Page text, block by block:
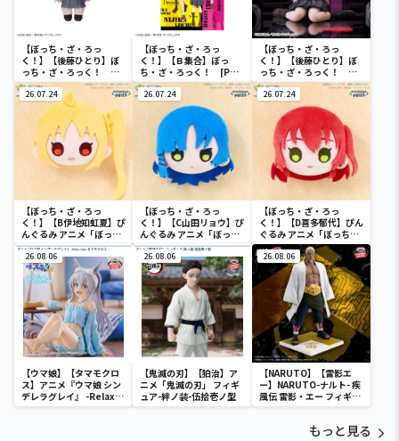
【ぼっち・ざ・ろっ
く！】【後藤ひとり】ぼ
っち・ざ・ろっく！
[SP]ぶるぶるぬいぐるみ
【ぼっち・ざ・ろっ
く！】【Ｂ集合】ぼっ
ち・ざ・ろっく！ [PM]
アートクッション
【ぼっち・ざ・ろっ
く！】【後藤ひとり】ぼ
っち・ざ・ろっく！ ち
ょこのせ [PM]フィギュ
ア“後藤ひとり”
26.07.24
【ぼっち・ざ・ろっ
く！】【B伊地知虹夏】ぴ
んぐるみ アニメ「ぼっ
ち・ざ・ろっく！」 vol.1
26.07.24
【ぼっち・ざ・ろっ
く！】【C山田リョウ】ぴ
んぐるみ アニメ「ぼっ
ち・ざ・ろっく！」 vol.1
26.07.24
【ぼっち・ざ・ろっ
く！】【D喜多郁代】ぴん
ぐるみ アニメ「ぼっち・
ざ・ろっく！」 vol.1
26.08.06
【ウマ娘】【タマモクロ
ス】アニメ『ウマ娘 シン
デレラグレイ』 -Relax
time-タマモクロス
26.08.06
【鬼滅の刃】【狛治】ア
ニメ「鬼滅の刃」 フィギ
ュア-絆ノ装-伍拾壱ノ型
26.08.06
【NARUTO】【雷影エ
ー】NARUTO-ナルト- 疾
風伝 雷影・エー フィギュ
ア～五影集結…!!～
もっと見る